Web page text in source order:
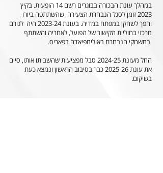
במהלך עונת הבכורה בבוגרים רשם 14 הופעות. בקיץ
2023 זומן לסגל הנבחרת הצעירה שהשתתפה ביורו
והפך לשחקן במפתח במדיה. בעונת 2023-24 היה לגורם
מרכזי בחוליית הקישור של הפועל, לאחריה והשתתף
במשחקי הנבחרת באולימפיאדה בפאריס.
החל מעונת 2024-25 סבל מפציעות שהשביתו אותו, סיים
את עונת 2025-26 כבר בסיבוב הראשון ונמצא כעת
בשיקום.